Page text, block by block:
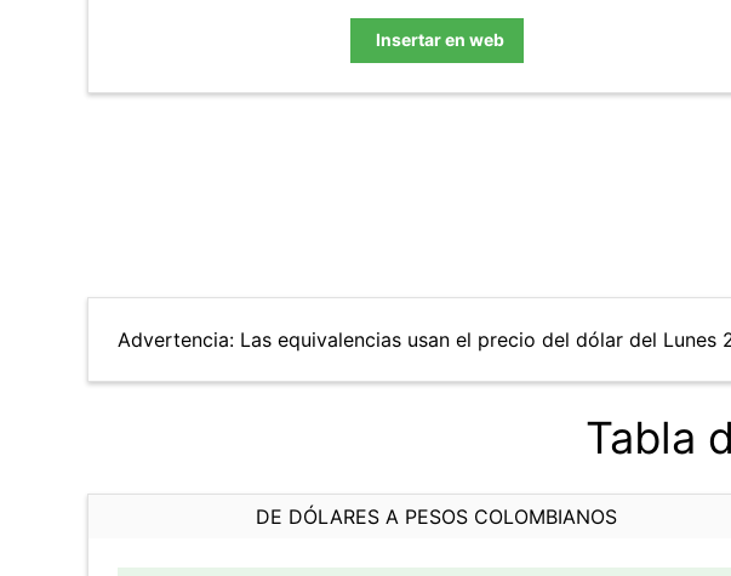
Insertar en web
Advertencia: Las equivalencias usan el precio del dólar del
Tabla
DE DÓLARES A PESOS COLOMBIANOS